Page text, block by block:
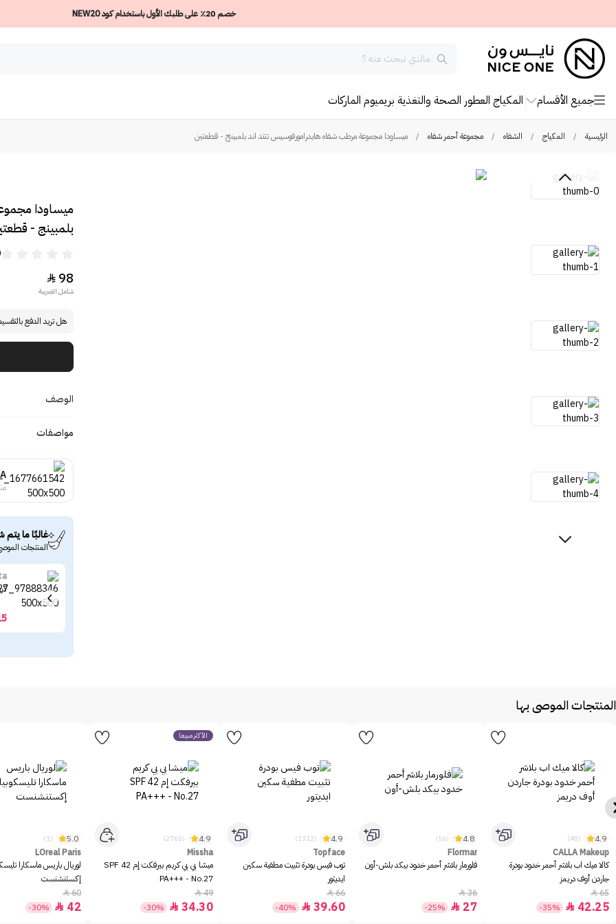
خصم 20٪ على طلبك الأول باستخدام كود NEW20
جميع الأقسام المكياج العطور الصحة والتغذية بريميوم الماركات
الرئيسية / المكياج / الشفاه / مجموعة أحمر شفاه / ميساودا مجموعة مرطب شفاه هايدرامورفوسيس تنتد اند بلمبينج - قطعتين
ميساودا
بلمبينج -
98

شامل الضريبة
هل تريد الدفع
الوصف
مواصفات
غالبًا ما يتم
المنتجات
المنتجات الموصى بها
4.9
(48)
CALLA Makeup
كالا ميك اب بلاشر أحمر خدود بودرة
جاردن أوف دريمز
65

42.25

-35%
4.8
(56)
Flormar
فلورمار بلاشر أحمر خدود بيكد بلش-أون
36

27

-25%
4.9
(1312)
Topface
توب فيس بودرة تثبيت مطفية سكين
ايديتور
66

39.60

-40%
الأكثر مبيعاً
4.9
(2763)
Missha
ميشا بي بي كريم بيرفكت إم SPF 42
PA+++ - No.27
49

34.30

-30%
5.0
(1)
LOreal Paris
لوريال باريس ماسكارا
إكستنشنست
60

42

-30%